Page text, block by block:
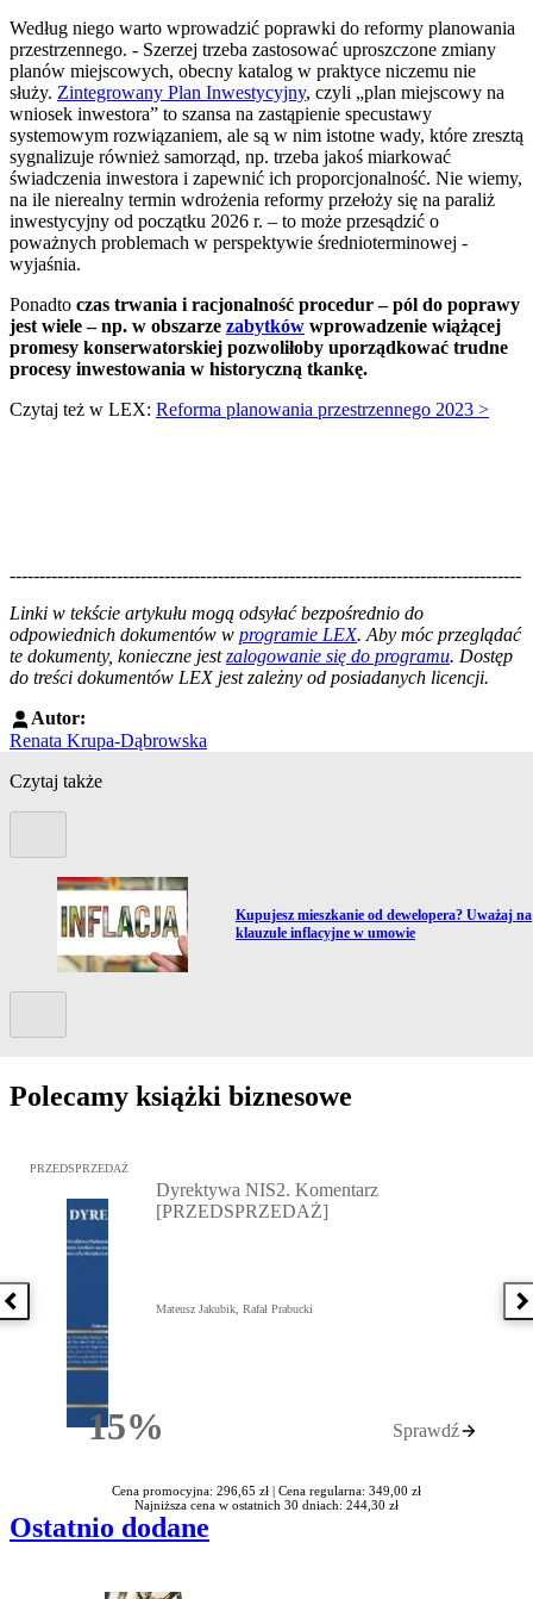
Według niego warto wprowadzić poprawki do reformy planowania
przestrzennego. - Szerzej trzeba zastosować uproszczone zmiany
planów miejscowych, obecny katalog w praktyce niczemu nie
służy. Zintegrowany Plan Inwestycyjny, czyli „plan miejscowy na
wniosek inwestora” to szansa na zastąpienie specustawy
systemowym rozwiązaniem, ale są w nim istotne wady, które zresztą
sygnalizuje również samorząd, np. trzeba jakoś miarkować
świadczenia inwestora i zapewnić ich proporcjonalność. Nie wiemy,
na ile nierealny termin wdrożenia reformy przełoży się na paraliż
inwestycyjny od początku 2026 r. – to może przesądzić o
poważnych problemach w perspektywie średnioterminowej -
wyjaśnia.
Ponadto czas trwania i racjonalność procedur – pól do poprawy
jest wiele – np. w obszarze zabytków wprowadzenie wiążącej
promesy konserwatorskiej pozwoliłoby uporządkować trudne
procesy inwestowania w historyczną tkankę.
Czytaj też w LEX: Reforma planowania przestrzennego 2023 >
--------------------------------------------------------------------------------------
Linki w tekście artykułu mogą odsyłać bezpośrednio do
odpowiednich dokumentów w programie LEX. Aby móc przeglądać
te dokumenty, konieczne jestzalogowanie się do programu. Dostęp
do treści dokumentów LEX jest zależny od posiadanych licencji.
Autor:
Renata Krupa-Dąbrowska
Czytaj także
Przejdź do artykułu:
Kupujesz mieszkanie od dewelopera? Uważaj na
klauzule inflacyjne w umowie
Polecamy książki biznesowe
Poprzednia książka
Przejdź do: Dyrektywa NIS2. Komentarz [PRZEDSPRZEDAŻ],
PRZEDSPRZEDAŻ
15%Rabatu
Dyrektywa NIS2. Komentarz
[PRZEDSPRZEDAŻ]
Mateusz Jakubik, Rafał Prabucki
Sprawdź
Cena promocyjna: 296,65 zł | Cena regularna: 349,00 zł
Najniższa cena w ostatnich 30 dniach: 244,30 zł
Ostatnio dodane